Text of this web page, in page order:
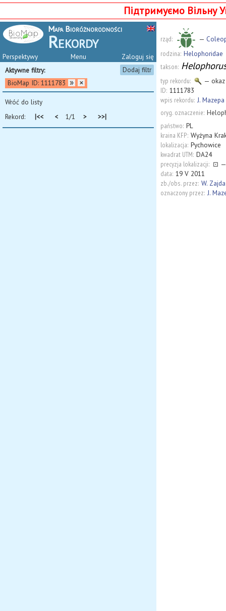
Підтримуємо Вільну
Mapa Bioróżnorodności
Rekordy
Perspektywy Zaloguj się
Menu
Aktywne filtry:
Dodaj filtr
BioMap ID: 1111783
Wróć do listy
Rekord:
|<< < 1/1 > >>|
rząd: —
rodzina: Helophoridae
takson:
typ rekordu:
— okaz
ID: 1111783
wpis rekordu: J. Mazepa
oryg. oznaczenie:
państwo: PL
kraina KFP: Wyżyna
lokalizacja: Pychowice
kwadrat UTM: DA24
precyzja lokalizacji: ⊡
data: 19 V 2011
zb./obs. przez: W. Zajda
oznaczony przez: J.